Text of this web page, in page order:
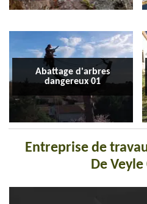
Abattage d'arbres
dangereux 01
Entreprise de
De Veyle